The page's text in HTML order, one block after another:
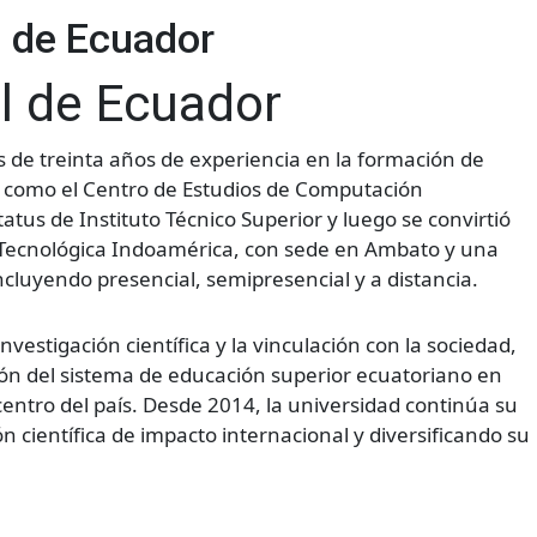
Ecuador
de Ecuador
treinta años de experiencia en la formación de
el Centro de Estudios de Computación
de Instituto Técnico Superior y luego se convirtió
Indoamérica, con sede en Ambato y una
presencial, semipresencial y a distancia.
científica y la vinculación con la sociedad,
del sistema de educación superior ecuatoriano en
del país. Desde 2014, la universidad continúa su
científica de impacto internacional y diversificando su